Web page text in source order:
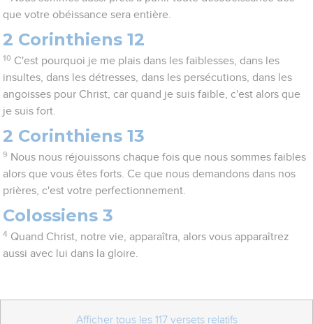
que votre obéissance sera entière.
2 Corinthiens 12
10 C'est pourquoi je me plais dans les faiblesses, dans les
insultes, dans les détresses, dans les persécutions, dans les
angoisses pour Christ, car quand je suis faible, c'est alors que
je suis fort.
2 Corinthiens 13
9 Nous nous réjouissons chaque fois que nous sommes faibles
alors que vous êtes forts. Ce que nous demandons dans nos
prières, c'est votre perfectionnement.
Colossiens 3
4 Quand Christ, notre vie, apparaîtra, alors vous apparaîtrez
aussi avec lui dans la gloire.
Afficher tous les 117 versets relatifs